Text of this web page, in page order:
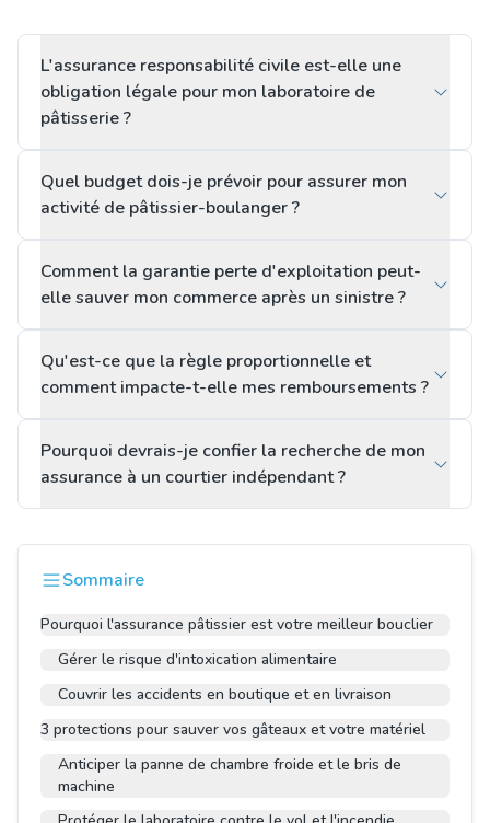
L'assurance responsabilité civile est-elle une
obligation légale pour mon laboratoire de
pâtisserie ?
Quel budget dois-je prévoir pour assurer mon
activité de pâtissier-boulanger ?
Comment la garantie perte d'exploitation peut-
elle sauver mon commerce après un sinistre ?
Qu'est-ce que la règle proportionnelle et
comment impacte-t-elle mes remboursements ?
Pourquoi devrais-je confier la recherche de mon
assurance à un courtier indépendant ?
Sommaire
Pourquoi l'assurance pâtissier est votre meilleur bouclier
Gérer le risque d'intoxication alimentaire
Couvrir les accidents en boutique et en livraison
3 protections pour sauver vos gâteaux et votre matériel
Anticiper la panne de chambre froide et le bris de
machine